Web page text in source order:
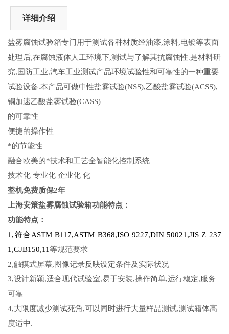
详细介绍
盐雾腐蚀试验箱专门用于测试各种材质经油漆,涂料,电镀等表面
处理后,在腐蚀液体人工环境下,测试与了解其抗腐蚀性.是材料研
究,国防工业,汽车工业测试产品环境试验性和可靠性的一种重要
试验设备.本产品可做中性盐雾试验(NSS),乙酸盐雾试验(ACSS),
铜加速乙酸盐雾试验(CASS)
的可靠性
便捷的操作性
*的节能性
融合欧美的*技术和工艺全智能化控制系统
技术化 专业化 企业化 化
整机免费质保2年
上海安策盐雾腐蚀试验箱功能特点：
功能特点：
1,符合ASTM B117,ASTM B368,ISO 9227,DIN 50021,JIS Z 237
1,GJB150,11等规范要求
2,触摸式屏幕,图像记录反映设定条件及实际状况
3,设计新颖,适合现代试验室,易于安装,操作简单,运行稳定,服务
可靠
4,大限度减少测试死角,可以同时进行大量样品测试,测试箱体高
度适中.